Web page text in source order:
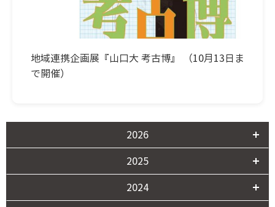
2026
2025
2024
地域連携企画展『山口大 考古博』 （10月13日ま
で開催）